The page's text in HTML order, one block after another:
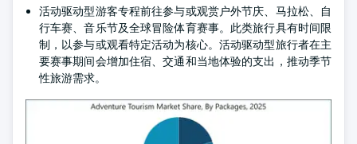
活动驱动型游客专程前往参与或观赏户外节庆、马拉松、自
行车赛、音乐节及全球冒险体育赛事。此类旅行具有时间限
制，以参与或观看特定活动为核心。活动驱动型旅行者在主
要赛事期间会增加住宿、交通和当地体验的支出，推动季节
性旅游需求。